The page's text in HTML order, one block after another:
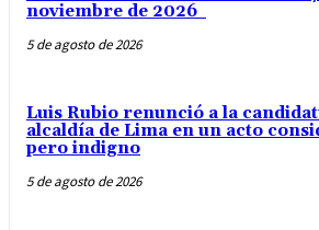
noviembre de 2026
5 de agosto de 2026
Luis Rubio renunció a la
alcaldía de Lima en un acto
pero indigno
5 de agosto de 2026